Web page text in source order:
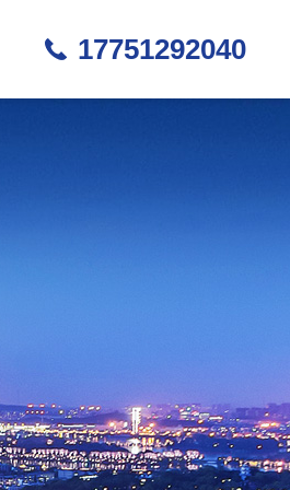
17751292040